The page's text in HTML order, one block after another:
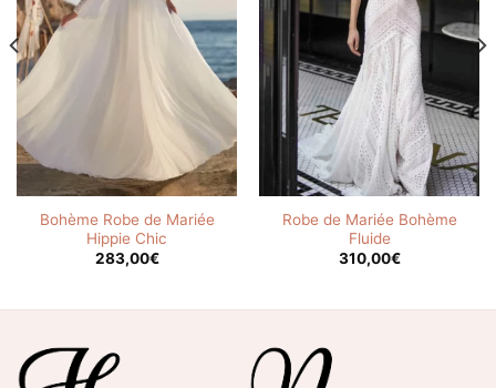
Bohème Robe de Mariée
Hippie Chic
283,00€
Robe de Mariée Bohème
Fluide
310,00€